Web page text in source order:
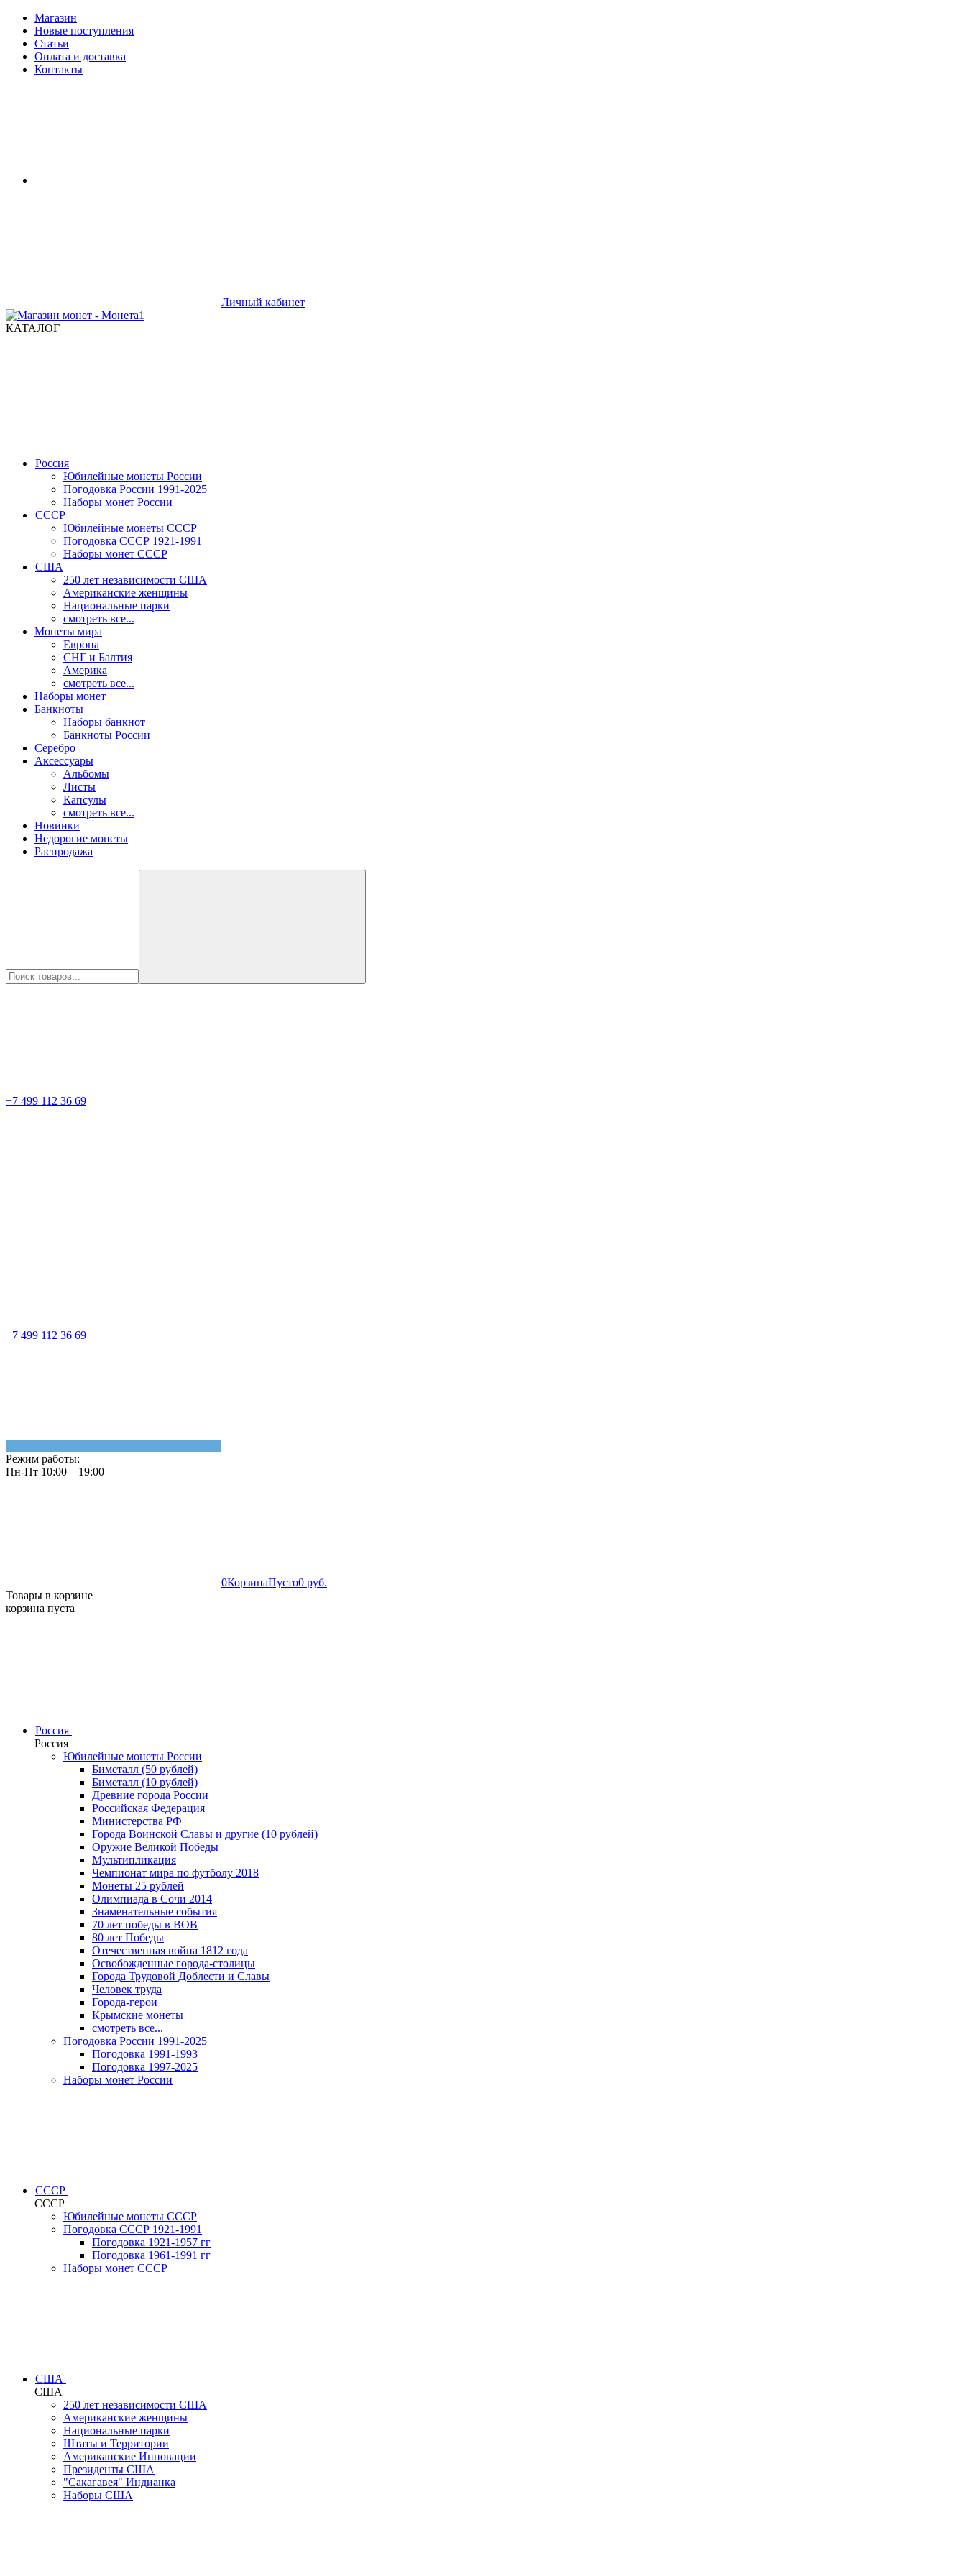
Магазин
Новые поступления
Статьи
Оплата и доставка
Контакты
Личный кабинет
КАТАЛОГ
Россия
Юбилейные монеты России
Погодовка России 1991-2025
Наборы монет России
СССР
Юбилейные монеты СССР
Погодовка СССР 1921-1991
Наборы монет СССР
США
250 лет независимости США
Американские женщины
Национальные парки
смотреть все...
Монеты мира
Европа
СНГ и Балтия
Америка
смотреть все...
Наборы монет
Банкноты
Наборы банкнот
Банкноты России
Серебро
Аксессуары
Альбомы
Листы
Капсулы
смотреть все...
Новинки
Недорогие монеты
Распродажа
+7 499 112 36 69
+7 499 112 36 69
Режим работы:
Пн-Пт 10:00—19:00
0КорзинаПусто0 руб.
Товары в корзине
корзина пуста
Россия
Россия
Юбилейные монеты России
Биметалл (50 рублей)
Биметалл (10 рублей)
Древние города России
Российская Федерация
Министерства РФ
Города Воинской Славы и другие (10 рублей)
Оружие Великой Победы
Мультипликация
Чемпионат мира по футболу 2018
Монеты 25 рублей
Олимпиада в Сочи 2014
Знаменательные события
70 лет победы в ВОВ
80 лет Победы
Отечественная война 1812 года
Освобожденные города-столицы
Города Трудовой Доблести и Славы
Человек труда
Города-герои
Крымские монеты
смотреть все...
Погодовка России 1991-2025
Погодовка 1991-1993
Погодовка 1997-2025
Наборы монет России
СССР
СССР
Юбилейные монеты СССР
Погодовка СССР 1921-1991
Погодовка 1921-1957 гг
Погодовка 1961-1991 гг
Наборы монет СССР
США
США
250 лет независимости США
Американские женщины
Национальные парки
Штаты и Территории
Американские Инновации
Президенты США
"Сакагавея" Индианка
Наборы США